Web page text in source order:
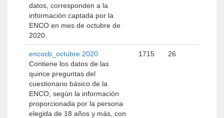
datos, corresponden a la
información captada por la
ENCO en mes de octubre de
2020.
encocb_octubre 2020
Contiene los datos de las
quince preguntas del
cuestionario básico de la
ENCO, según la información
proporcionada por la persona
elegida de 18 años y más, con
1715 26